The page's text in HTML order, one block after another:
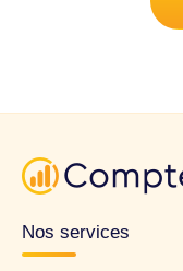
Nos services